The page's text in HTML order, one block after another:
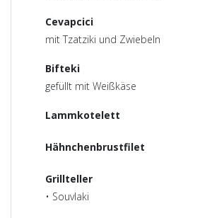
Cevapcici
mit Tzatziki und Zwiebeln
Bifteki
gefüllt mit Weißkäse
Lammkotelett
Hähnchenbrustfilet
Grillteller
• Souvlaki